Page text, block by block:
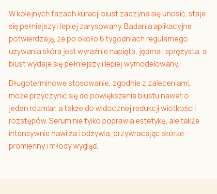
W kolejnych fazach kuracji biust zaczyna się unosić, staje
się pełniejszy i lepiej zarysowany. Badania aplikacyjne
potwierdzają, że po około 6 tygodniach regularnego
używania skóra jest wyraźnie napięta, jędrna i sprężysta, a
biust wydaje się pełniejszy i lepiej wymodelowany.
Długoterminowe stosowanie, zgodnie z zaleceniami,
może przyczynić się do powiększenia biustu nawet o
jeden rozmiar, a także do widocznej redukcji wiotkości i
rozstępów. Serum nie tylko poprawia estetykę, ale także
intensywnie nawilża i odżywia, przywracając skórze
promienny i młody wygląd.